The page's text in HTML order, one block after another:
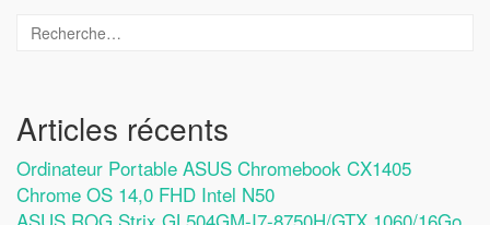
Articles récents
Ordinateur Portable ASUS Chromebook CX1405
Chrome OS 14,0 FHD Intel N50